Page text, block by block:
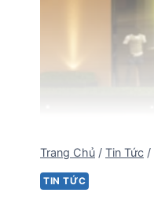
Trang Chủ / Tin Tức /
TIN TỨC